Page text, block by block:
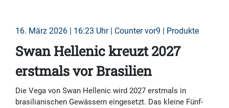
16. März 2026 | 16:23 Uhr | Counter vor9 | Produkte
Swan Hellenic kreuzt 2027
erstmals vor Brasilien
Die Vega von Swan Hellenic wird 2027 erstmals in
brasilianischen Gewässern eingesetzt. Das kleine Fünf-